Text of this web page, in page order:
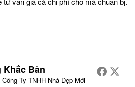
Bản
Công Ty TNHH Nhà Đẹp Mới